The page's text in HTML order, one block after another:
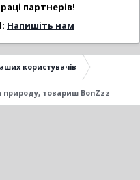
партнерів!
Напишіть нам
користувачів
природу, товариш BonZzz